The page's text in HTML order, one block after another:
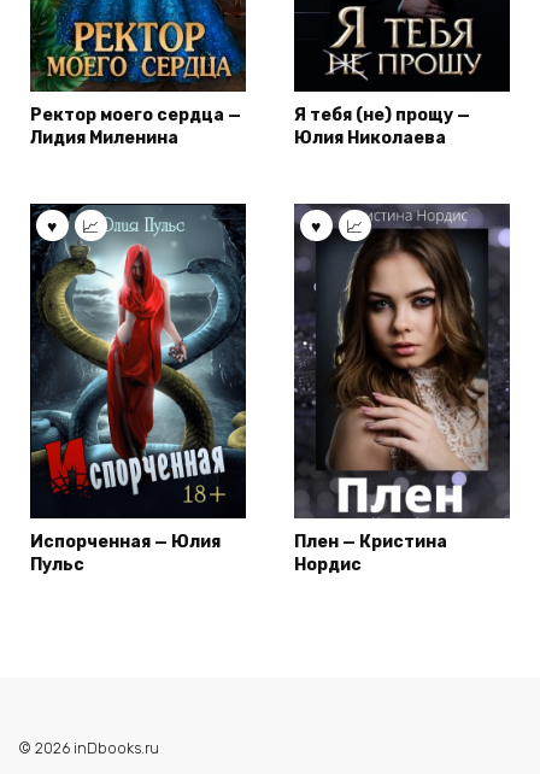
Ректор моего сердца —
Лидия Миленина
Я тебя (не) прощу —
Юлия Николаева
Испорченная — Юлия
Пульс
Плен — Кристина
Нордис
© 2026 inDbooks.ru